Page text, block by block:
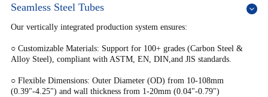
Seamless Steel Tubes
Our vertically integrated production system ensures:
○ Customizable Materials: Support for 100+ grades (Carbon Steel &
Alloy Steel), compliant with ASTM, EN, DIN,and JlS standards.
○ Flexible Dimensions: Outer Diameter (OD) from 10-108mm
(0.39"-4.25") and wall thickness from 1-20mm (0.04"-0.79")